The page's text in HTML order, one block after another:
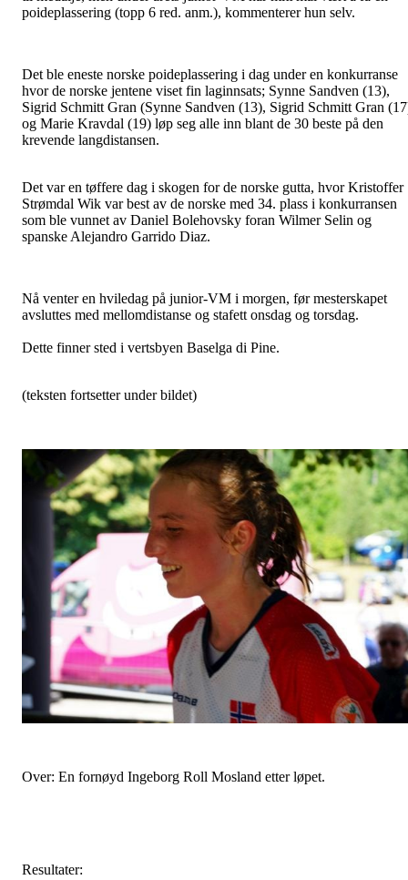
poideplassering (topp 6 red. anm.), kommenterer hun selv.
Det ble eneste norske poideplassering i dag under en konkurranse
hvor de norske jentene viset fin laginnsats; Synne Sandven (13),
Sigrid Schmitt Gran (Synne Sandven (13), Sigrid Schmitt Gran
og Marie Kravdal (19) løp seg alle inn blant de 30 beste på den
krevende langdistansen.
Det var en tøffere dag i skogen for de norske gutta, hvor Kristoffer
Strømdal Wik var best av de norske med 34. plass i konkurransen
som ble vunnet av Daniel Bolehovsky foran Wilmer Selin og
spanske Alejandro Garrido Diaz.
Nå venter en hviledag på junior-VM i morgen, før mesterskapet
avsluttes med mellomdistanse og stafett onsdag og torsdag.
Dette finner sted i vertsbyen Baselga di Pine.
(teksten fortsetter under bildet)
Over: En fornøyd Ingeborg Roll Mosland etter løpet.
Resultater: